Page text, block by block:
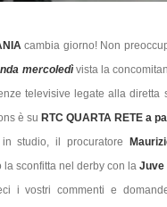
cambia giorno! Non
mercoledì vista la
televisive legate alla diretta
è su RTC QUARTA RETE a
studio, il procuratore
la sconfitta nel derby con laJuve
i vostri commenti e